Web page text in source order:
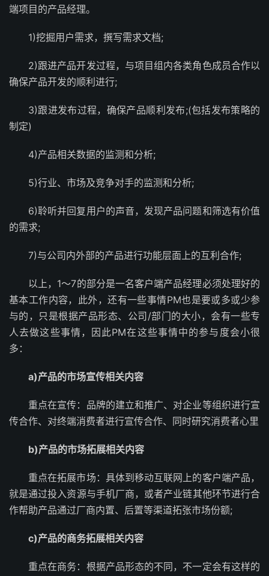
端项目的产品经理。
1)挖掘用户需求，撰写需求文档;
2)跟进产品开发过程，与项目组内各类角色成员合作以
确保产品开发的顺利进行;
3)跟进发布过程，确保产品顺利发布;(包括发布策略的
制定)
4)产品相关数据的监测和分析;
5)行业、市场及竞争对手的监测和分析;
6)聆听并回复用户的声音，发现产品问题和筛选有价值
的需求;
7)与公司内外部的产品进行功能层面上的互利合作;
以上，1～7的部分是一名客户端产品经理必须处理好的
基本工作内容，此外，还有一些事情PM也是要或多或少参
与的，只是根据产品形态、公司/部门的大小，会有一些专
人去做这些事情，因此PM在这些事情中的参与度会小很
多：
a)产品的市场宣传相关内容
重点在宣传：品牌的建立和推广、对企业等组织进行宣
传合作、对终端消费者进行宣传合作、同时研究消费者心里
b)产品的市场拓展相关内容
重点在拓展市场：具体到移动互联网上的客户端产品，
就是通过投入资源与手机厂商，或者产业链其他环节进行合
作帮助产品通过厂商内置、后置等渠道拓张市场份额;
c)产品的商务拓展相关内容
重点在商务：根据产品形态的不同，不一定会有这样的